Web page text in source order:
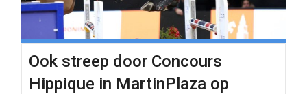
Ook streep door Concours
Hippique in MartinPlaza op